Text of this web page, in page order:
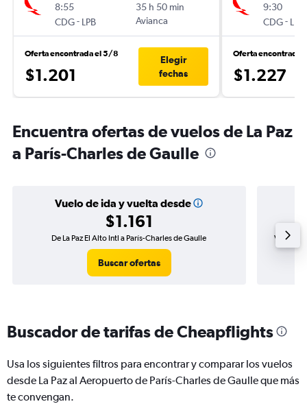
8:55
CDG- LPB
35 h 50 min
Avianca
Oferta encontrada el 5/8
$1.201
Elegir
fechas
9:30
CDG- LPB
Oferta encontrada
$1.227
Encuentra ofertas de vuelos de La Paz
a París-Charles de Gaulle
Vuelo de ida y vuelta desde
$1.161
De La Paz El Alto Intl a París-Charles de Gaulle
Buscar ofertas
Vuelo de
Buscador de tarifas de Cheapflights
Usa los siguientes filtros para encontrar y comparar los vuelos
desde La Paz al Aeropuerto de París-Charles de Gaulle que más
te convengan.